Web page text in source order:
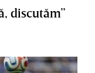
discutăm”